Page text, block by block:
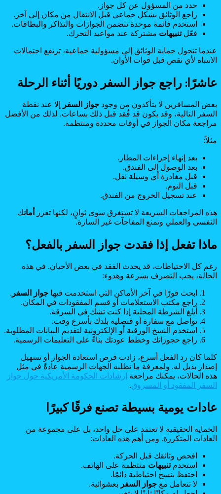
حدد من المسؤول عن كل جواز.
راجع الوثائق بشكل جماعي قبل الانتقال من مكان إلى آخر.
استخدم قائمة موحدة تتضمن الجوازات والتذاكر والبطاقات.
فعّلتنبيهات مشتركة عند مواعيد التحرك.
عندما تتحول حماية الوثائق إلى مسؤولية جماعية، ترتفع احتمالات
الانتباه لأي نقص قبل فوات الأوان.
عاشرًا: راجع جواز السفر دوريًا أثناء الرحلة
بعض المسافرين لا يتأكدون من وجود جواز السفر
إلا عند نقطة
السفر التالية، وقد يكون قد فُقد قبل ذلك بساعات. لذلك من الأفضل
مراجعة مكان الجواز في أوقات محددة ومنتظمة.
مثلاً:
بعد إنهاء إجراءات المطار.
بعد الوصول إلى الفندق.
قبل مغادرة أي وسيلة نقل.
قبل النوم.
عند تسجيل الخروج من الفندق.
هذه المراجعات السريعة لا تستغرق سوى ثوانٍ، لكنها تعزز أمانك
النفسي والعملي وتمنع المفاجآت غير السارة.
ماذا تفعل إذا فقدت جواز السفر بالفعل؟
رغم كل الاحتياطات، قد يحدث الفقد في بعض الأحيان. في هذه
الحالة، يجب التصرف بسرعة وهدوء:
ابحث فورًا في آخر الأماكن التي استخدمت فيها جواز السفر .
راجع مكتب الاستعلامات أو قسم المفقودات في المكان.
أبلغ الشرطة المحلية إذا كنت تشك في السرقة.
تواصل مع سفارة أو قنصلية بلدك بأسرع وقت.
استخدم النسخ الورقية أو الإلكترونية لتقديم البيانات المطلوبة.
راجع حجوزاتك وخطط عودتك بناءً على التعليمات الرسمية.
كلما كان رد الفعل أسرع، زادت فرص استعادة الجواز أو تسهيل
إصدار بديل له. ولمعرفة ما تطلبه الجهات الرسمية عادةً في مثل
هذه الحالات، يمكنك مراجعة إرشادات الحكومة الأمريكية حول جواز
السفر المفقود أو المسروق.
عادات يومية بسيطة تصنع فرقًا كبيرًا
الحماية الحقيقية لا تعتمد على حل واحد، بل على مجموعة من
العادات المتكررة. ومن أهم هذه العادات:
افحص وثائقك قبل الحركة.
استخدمتنبيهات منتظمة على الهاتف.
احتفظ بنسخ احتياطية دائمًا.
لا تتعامل مع جواز السفر بعشوائية.